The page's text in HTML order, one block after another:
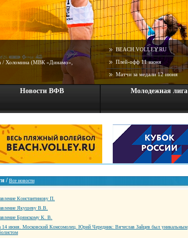
/ Холомина (МВК «Динамо»,
BEACH.VOLLEY.RU
Плей-офф 11 июня
Матчи за медали 12 июня
Новости ВФВ Молодежная лига
/Все новости
Константинову П.
Якушеву В.В.
Брянскому К. В.
14 июня. Московский Комсомолец. Юрий Чередник: Вячеслав Зайцев был уникальным